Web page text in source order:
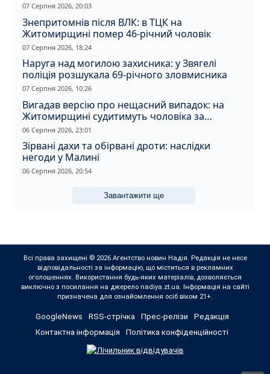
07 Серпня 2026, 20:03
Знепритомнів після ВЛК: в ТЦК на
Житомирщині помер 46-річний чоловік
07 Серпня 2026, 18:24
Наруга над могилою захисника: у Звягелі
поліція розшукала 69-річного зловмисника
07 Серпня 2026, 10:26
Вигадав версію про нещасний випадок: на
Житомирщині судитимуть чоловіка за
вбивство співмешканки
06 Серпня 2026, 23:01
Зірвані дахи та обірвані дроти: наслідки
негоди у Малині
06 Серпня 2026, 20:54
Завантажити ще
Всі права захищені © 2026 Агентство новин Надія. Редакція не несе
відповідальності за інформацію, що міститься в рекламних
оголошеннях. Використання будь-яких матеріалів, дозволяється
виключно з посилання на джерело nadiya.zt.ua. Інформація на сайті
призначена для ознайомлення осіб віком 21+.
GoogleNews RSS-стрічка Прес-релізи
Редакція
Контактна інформація
Політика конфіденційності